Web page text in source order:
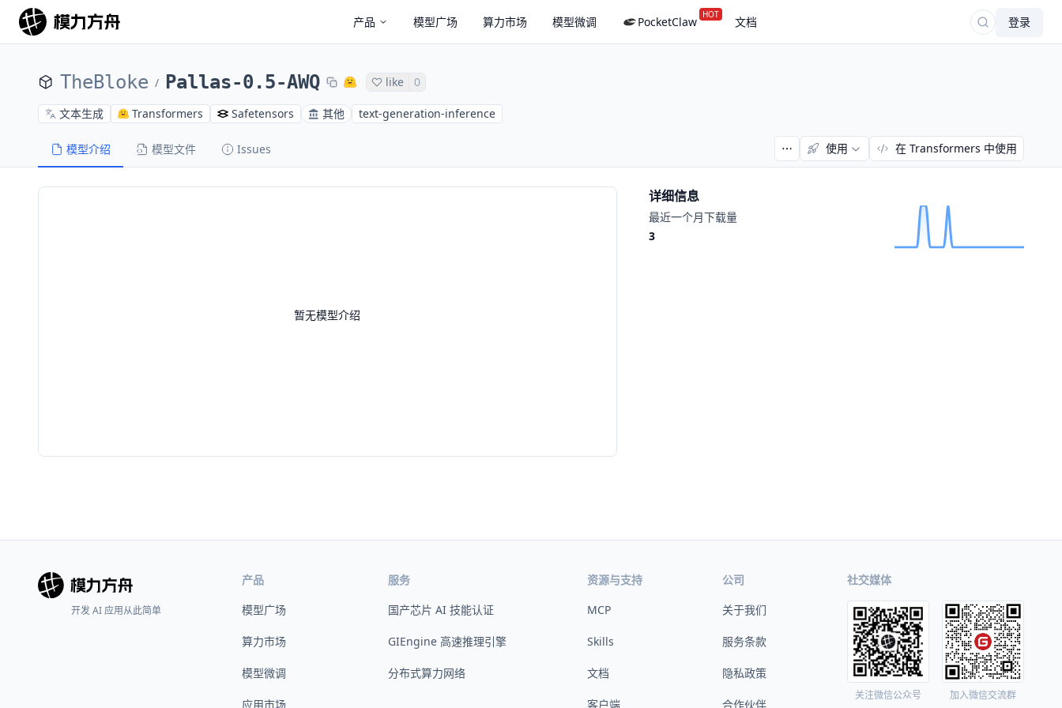
产品 模型广场 算力市场 模型微调 PocketClaw HOT 文档 登录
TheBloke / Pallas-0.5-AWQ like 0
文本生成 Transformers Safetensors 其他 text-generation-inference
模型介绍 模型文件 Issues 使用 在 Transformers 中使用
暂无模型介绍
详细信息
最近一个月下载量
3
开发 AI 应用从此简单
产品
模型广场
算力市场
模型微调
应用市场
服务
国产芯片 AI 技能认证
GIEngine 高速推理引擎
分布式算力网络
资源与支持
MCP
Skills
文档
客户端
公司
关于我们
服务条款
隐私政策
合作伙伴
社交媒体
关注微信公众号 加入微信交流群